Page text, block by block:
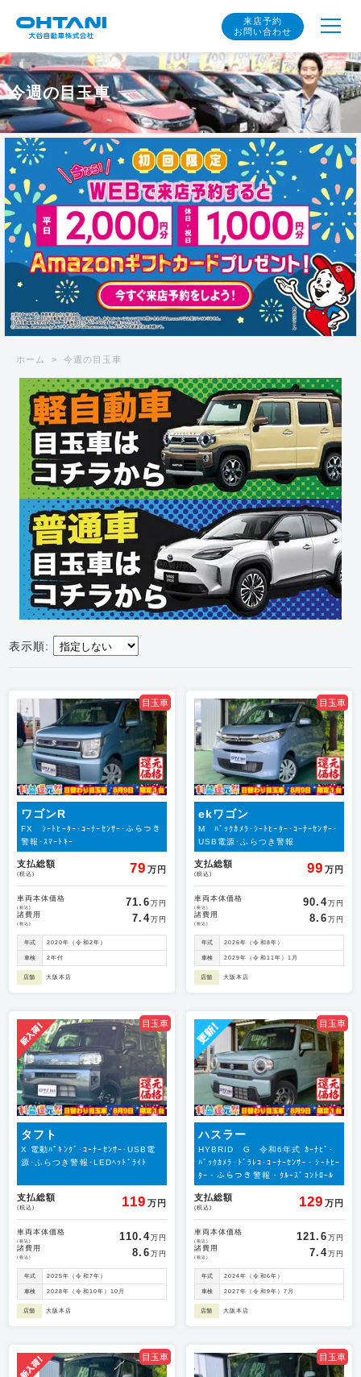
来店予約
お問い合わせ
今週の目玉車
ホーム 今週の目玉車
表示順:
目玉車
ワゴンR
FX ｼｰﾄﾋｰﾀｰ･ｺｰﾅｰｾﾝｻｰ･ふらつき
警報･ｽﾏｰﾄｷｰ
支払総額
(税込) 79 万円
車両本体価格
(税込) 71.6 万円
諸費用
(税込) 7.4万円
年式 2020年（令和2年）
車検 2年付
店舗 大阪本店
目玉車
ekワゴン
M ﾊﾞｯｸｶﾒﾗ･ｼｰﾄﾋｰﾀｰ･ｺｰﾅｰｾﾝｻｰ･
USB電源･ふらつき警報
支払総額
(税込) 99 万円
車両本体価格
(税込) 90.4万円
諸費用
(税込) 8.6 万円
年式 2026年（令和8年）
車検 2029年（令和11年）1月
店舗 大阪本店
目玉車
タフト
X 電動ﾊﾟｷﾝｸﾞ･ｺｰﾅｰｾﾝｻｰ･USB電
源･ふらつき警報･LEDﾍｯﾄﾞﾗｲﾄ
支払総額
(税込) 119 万円
車両本体価格
(税込) 110.4万円
諸費用
(税込) 8.6 万円
年式 2025年（令和7年）
車検 2028年（令和10年）10月
店舗 大阪本店
目玉車
ハスラー
HYBRID G 令和6年式 ｶｰﾅﾋﾞ･
ﾊﾞｯｸｶﾒﾗ･ﾄﾞﾗﾚｺ･ｺｰﾅｰｾﾝｻｰ・ｼｰﾄﾋｰ
ﾀｰ・ふらつき警報・ｸﾙｰｽﾞｺﾝﾄﾛｰﾙ
支払総額
(税込) 129 万円
車両本体価格
(税込) 121.6 万円
諸費用
(税込) 7.4万円
年式 2024年（令和6年）
車検 2027年（令和9年）7月
店舗 大阪本店
目玉車 目玉車